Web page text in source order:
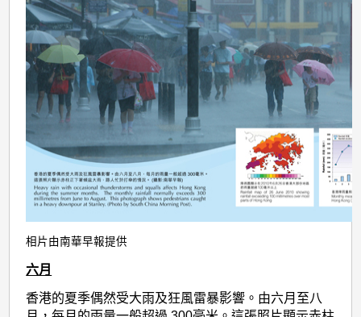
相片由南華早報提供
六月
香港的夏季偶然受大雨及狂風雷暴影響。由六月至八